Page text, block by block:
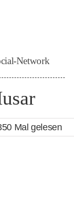
Network
Mal gelesen